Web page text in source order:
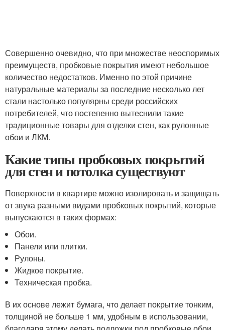
Совершенно очевидно, что при множестве неоспоримых
преимуществ, пробковые покрытия имеют небольшое
количество недостатков. Именно по этой причине
натуральные материалы за последние несколько лет
стали настолько популярны среди российских
потребителей, что постепенно вытеснили такие
традиционные товары для отделки стен, как рулонные
обои и ЛКМ.
Какие типы пробковых покрытий
для стен и потолка существуют
Поверхности в квартире можно изолировать и защищать
от звука разными видами пробковых покрытий, которые
выпускаются в таких формах:
Обои.
Панели или плитки.
Рулоны.
Жидкое покрытие.
Техническая пробка.
В их основе лежит бумага, что делает покрытие тонким,
толщиной не больше 1 мм, удобным в использовании,